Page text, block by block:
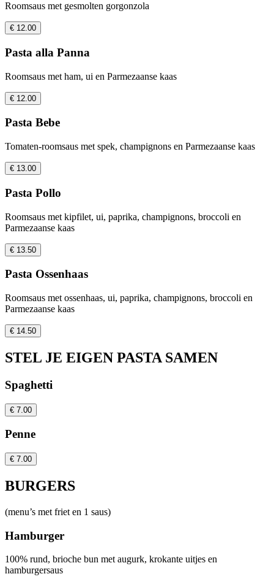
Roomsaus met gesmolten gorgonzola
€ 12.00
Pasta alla Panna
Roomsaus met ham, ui en Parmezaanse kaas
€ 12.00
Pasta Bebe
Tomaten-roomsaus met spek, champignons en Parmezaanse kaas
€ 13.00
Pasta Pollo
Roomsaus met kipfilet, ui, paprika, champignons, broccoli en
Parmezaanse kaas
€ 13.50
Pasta Ossenhaas
Roomsaus met ossenhaas, ui, paprika, champignons, broccoli en
Parmezaanse kaas
€ 14.50
STEL JE EIGEN PASTA SAMEN
Spaghetti
€ 7.00
Penne
€ 7.00
BURGERS
(menu’s met friet en 1 saus)
Hamburger
100% rund, brioche bun met augurk, krokante uitjes en
hamburgersaus